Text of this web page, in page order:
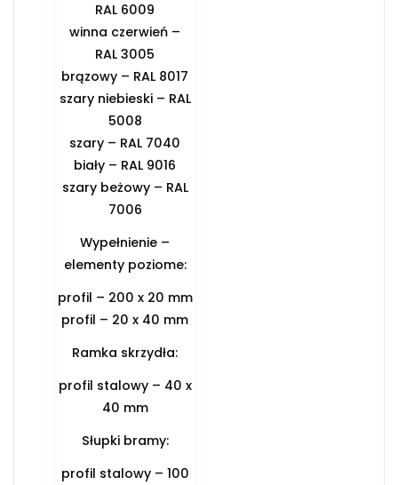
RAL 6009
winna czerwień –
RAL 3005
brązowy – RAL 8017
szary niebieski – RAL
5008
szary – RAL 7040
biały – RAL 9016
szary beżowy – RAL
7006
Wypełnienie –
elementy poziome:
profil – 200 x 20 mm
profil – 20 x 40 mm
Ramka skrzydła:
profil stalowy – 40 x
40 mm
Słupki bramy:
profil stalowy – 100